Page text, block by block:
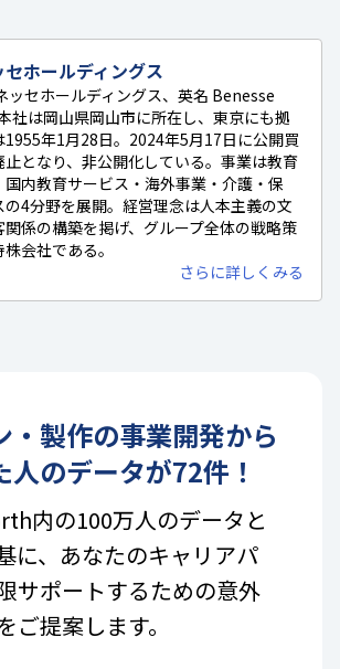
ホールディングス
ッセホールディングス、英名 Benesse
社は岡山県岡山市に所在し、東京にも拠
1955年1月28日。2024年5月17日に公開買
となり、非公開化している。事業は教育
内教育サービス・海外事業・介護・保
4分野を展開。経営理念は人本主義の文
係の構築を掲げ、グループ全体の戦略策
会社である。
さらに詳しくみる
・製作の事業開発から
人のデータが72件！
内の100万人のデータと
に、あなたのキャリアパ
サポートするための意外
ご提案します。